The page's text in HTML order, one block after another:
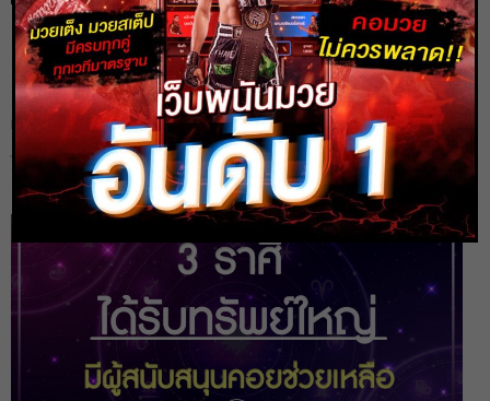
ดูดวง 3 ราศี มีเกณฑ์ได้รับทรัพย์ใหญ่ มีผู้
สนับสนุนคอยช่วยเหลือ
Home ดูดวง ดูดวง 3 ราศี มีเกณฑ์ได้รับทรัพย์ใหญ่ มีผู้สนับสนุนคอยช่วยเหลือ
heng99 7 ส.ค. 2020